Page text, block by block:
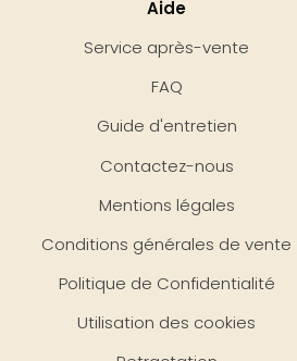
Aide
Service après-vente
FAQ
Guide d'entretien
Contactez-nous
Mentions légales
Conditions générales de vente
Politique de Confidentialité
Utilisation des cookies